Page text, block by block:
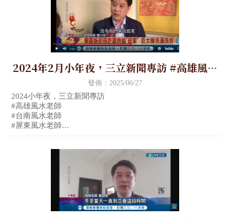
2024年2月小年夜，三立新聞專訪 #高雄風水
老師 #台南風水老師 #屏東風水老師 #嘉義風
水老師 #金門風水老師
發佈：2025/06/27
2024小年夜，三立新聞專訪
#高雄風水老師
#台南風水老師
#屏東風水老師